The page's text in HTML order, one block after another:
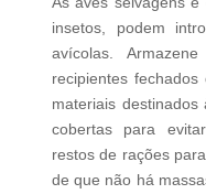
insetos, podem
avícolas.
recipientes
materiais
cobertas para
restos de rações
de que não há